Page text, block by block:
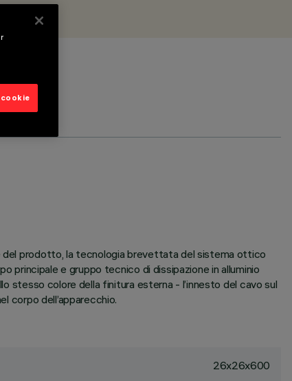
del prodotto, la tecnologia brevettata del sistema ottico
e gruppo tecnico di dissipazione in alluminio
stesso colore della finitura esterna - l’innesto del cavo sul
corpo dell’apparecchio.
26x26x600